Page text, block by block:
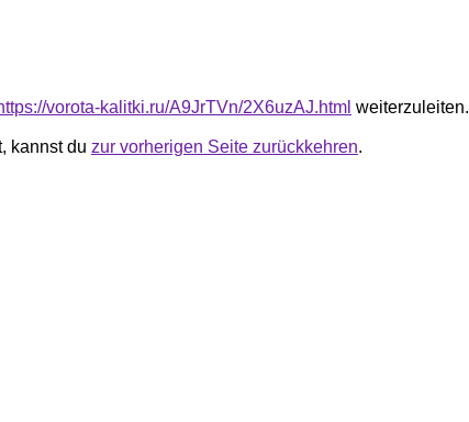
vorota-kalitki.ru/A9JrTVn/2X6uzAJ.html weiterzuleiten.
kannst du zur vorherigen Seite zurückkehren.